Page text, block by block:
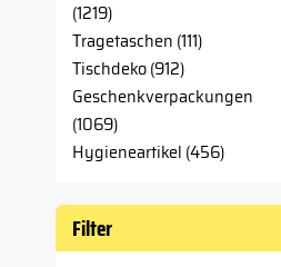
(1219)
Tragetaschen (111)
Tischdeko (912)
Geschenkverpackungen
(1069)
Hygieneartikel (456)
Filter